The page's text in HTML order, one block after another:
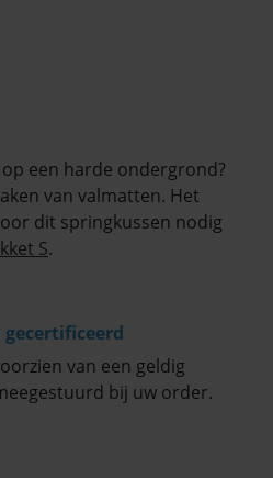
een harde ondergrond?
van valmatten. Het
dit springkussen nodig
S.
van een geldig
bij uw order.